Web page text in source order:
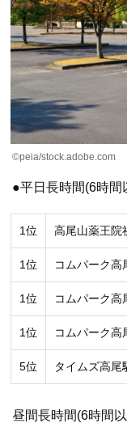
©peia/stock.adobe.com
●平日長時間(6時間
1位 高尾山薬王院
1位 コムパーク高
1位 コムパーク高
1位 コムパーク高
5位 タイムズ高尾
昼間長時間(6時間